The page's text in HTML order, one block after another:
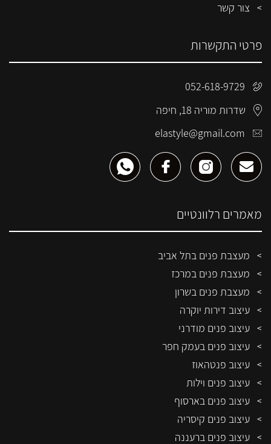
צור קשר
מאמרים רלוונטיים
מעצבת פנים בתל אביב
מעצבת פנים במרכז
מעצבת פנים בשרון
עיצוב דירות יוקרה
עיצוב פנים מודרני
עיצוב פנים בעמק חפר
עיצוב פנטהאוז
עיצוב פנים וילות
עיצוב פנים בארסוף
עיצוב פנים קיסריה
עיצוב פנים ברעננה
פרטי התקשרות
052-618-9729
שדרות מוריה 18, חיפה
elastyle@gmail.com